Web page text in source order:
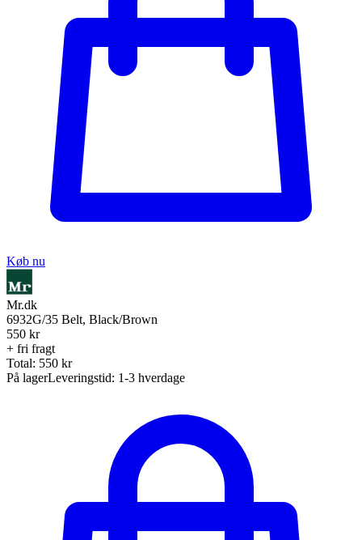
Køb nu
Mr.dk
6932G/35 Belt, Black/Brown
550 kr
+ fri fragt
Total: 550 kr
På lagerLeveringstid: 1-3 hverdage